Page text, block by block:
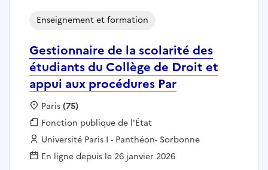
Gestionnaire de la scolarité des
étudiants du Collège de Droit et
appui aux procédures Par
Enseignement et formation
Localisation :
Paris(75)
Fonction publique :
Fonction publique de l'État
Employeur :
Université Paris I - Panthéon- Sorbonne
En ligne depuis le 26 janvier 2026